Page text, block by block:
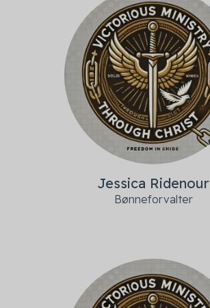
Jessica Ridenour
Bønneforvalter